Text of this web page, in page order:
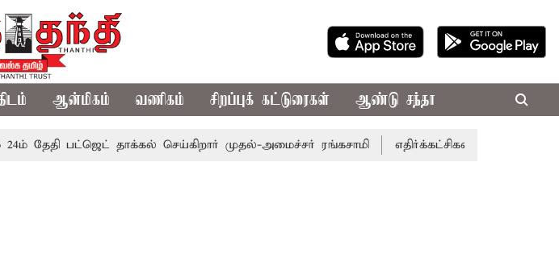
ஆன்மிகம் வணிகம் சிறப்புக் கட்டுரைகள் ஆண்டு சந்தா
தேதி பட்ஜெட் தாக்கல் செய்கிறார் முதல்-அமைச்சர் ரங்கசாமி எதிர்க்கட்சிகள் அமளி: